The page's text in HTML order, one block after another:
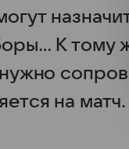
К тому
на матч.